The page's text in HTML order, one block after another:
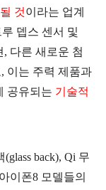
것이라는 업계
뎁스 센서 및
다른 새로운 첨
이는 주력 제품과
공유되는 기술적
back), Qi 무
이폰8 모델들의